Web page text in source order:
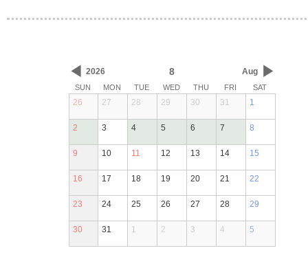
◀ 2026 8 Aug ▶
SUN MON TUE WED THU FRI SAT
26 27 28 29 30 31 1
2 3 4 5 6 7 8
9 10 11 12 13 14 15
16 17 18 19 20 21 22
23 24 25 26 27 28 29
30 31 1 2 3 4 5